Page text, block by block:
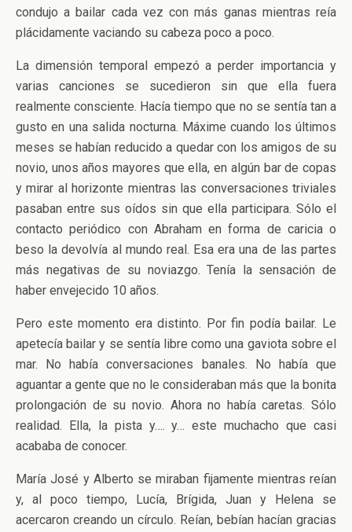
condujo a bailar cada vez con más ganas mientras reía
plácidamente vaciando su cabeza poco a poco.
La dimensión temporal empezó a perder importancia y
varias canciones se sucedieron sin que ella fuera
realmente consciente. Hacía tiempo que no se sentía tan a
gusto en una salida nocturna. Máxime cuando los últimos
meses se habían reducido a quedar con los amigos de su
novio, unos años mayores que ella, en algún bar de copas
y mirar al horizonte mientras las conversaciones triviales
pasaban entre sus oídos sin que ella participara. Sólo el
contacto periódico con Abraham en forma de caricia o
beso la devolvía al mundo real. Esa era una de las partes
más negativas de su noviazgo. Tenía la sensación de
haber envejecido 10 años.
Pero este momento era distinto. Por fin podía bailar. Le
apetecía bailar y se sentía libre como una gaviota sobre el
mar. No había conversaciones banales. No había que
aguantar a gente que no le consideraban más que la bonita
prolongación de su novio. Ahora no había caretas. Sólo
realidad. Ella, la pista y…. y… este muchacho que casi
acababa de conocer.
María José y Alberto se miraban fijamente mientras reían
y, al poco tiempo, Lucía, Brígida, Juan y Helena se
acercaron creando un círculo. Reían, bebían hacían gracias